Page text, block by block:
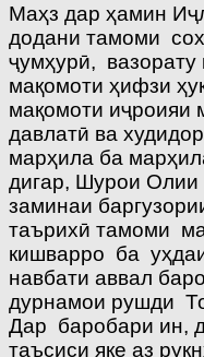
Маҳз дар ҳамин
додани тамоми
ҷумҳурӣ, вазорату
мақомоти ҳифзи
мақомоти иҷроияи
давлатӣ ва
марҳила ба
дигар, Шурои Олии
заминаи
таърихӣ тамоми
кишварро ба
навбати аввал
дурнамои рушди
Дар баробари ин,
таъсиси яке аз